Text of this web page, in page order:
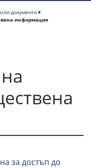
документи
информация
за достъп до